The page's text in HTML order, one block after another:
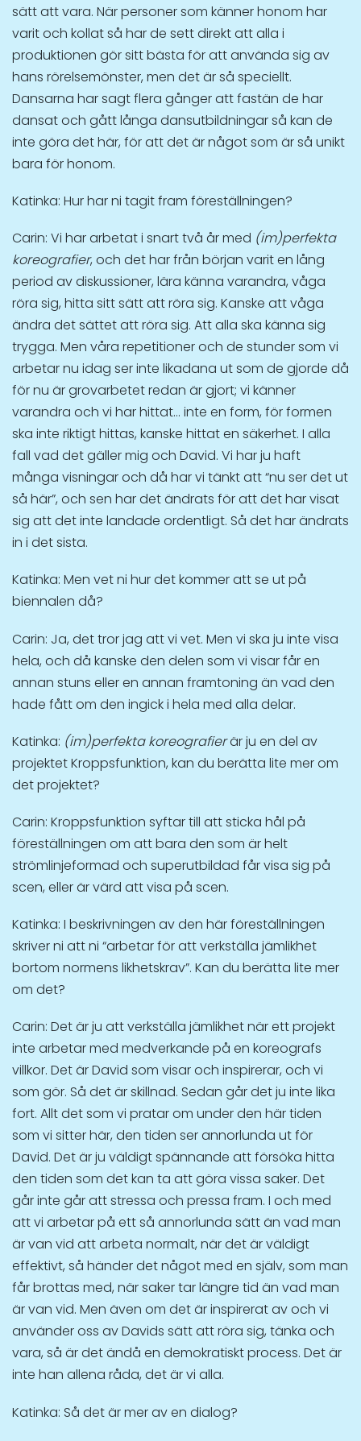
sätt att vara. När personer som känner honom har
varit och kollat så har de sett direkt att alla i
produktionen gör sitt bästa för att använda sig av
hans rörelsemönster, men det är så speciellt.
Dansarna har sagt flera gånger att fastän de har
dansat och gått långa dansutbildningar så kan de
inte göra det här, för att det är något som är så unikt
bara för honom.
Katinka: Hur har ni tagit fram föreställningen?
Carin: Vi har arbetat i snart två år med (im)perfekta
koreografier, och det har från början varit en lång
period av diskussioner, lära känna varandra, våga
röra sig, hitta sitt sätt att röra sig. Kanske att våga
ändra det sättet att röra sig. Att alla ska känna sig
trygga. Men våra repetitioner och de stunder som vi
arbetar nu idag ser inte likadana ut som de gjorde då
för nu är grovarbetet redan är gjort; vi känner
varandra och vi har hittat… inte en form, för formen
ska inte riktigt hittas, kanske hittat en säkerhet. I alla
fall vad det gäller mig och David. Vi har ju haft
många visningar och då har vi tänkt att “nu ser det ut
så här”, och sen har det ändrats för att det har visat
sig att det inte landade ordentligt. Så det har ändrats
in i det sista.
Katinka: Men vet ni hur det kommer att se ut på
biennalen då?
Carin: Ja, det tror jag att vi vet. Men vi ska ju inte visa
hela, och då kanske den delen som vi visar får en
annan stuns eller en annan framtoning än vad den
hade fått om den ingick i hela med alla delar.
Katinka: (im)perfekta koreografierär ju en del av
projektet Kroppsfunktion, kan du berätta lite mer om
det projektet?
Carin: Kroppsfunktion syftar till att sticka hål på
föreställningen om att bara den som är helt
strömlinjeformad och superutbildad får visa sig på
scen, eller är värd att visa på scen.
Katinka: I beskrivningen av den här föreställningen
skriver ni att ni “arbetar för att verkställa jämlikhet
bortom normens likhetskrav”. Kan du berätta lite mer
om det?
Carin: Det är ju att verkställa jämlikhet när ett projekt
inte arbetar med medverkande på en koreografs
villkor. Det är David som visar och inspirerar, och vi
som gör. Så det är skillnad. Sedan går det ju inte lika
fort. Allt det som vi pratar om under den här tiden
som vi sitter här, den tiden ser annorlunda ut för
David. Det är ju väldigt spännande att försöka hitta
den tiden som det kan ta att göra vissa saker. Det
går inte går att stressa och pressa fram. I och med
att vi arbetar på ett så annorlunda sätt än vad man
är van vid att arbeta normalt, när det är väldigt
effektivt, så händer det något med en själv, som man
får brottas med, när saker tar längre tid än vad man
är van vid. Men även om det är inspirerat av och vi
använder oss av Davids sätt att röra sig, tänka och
vara, så är det ändå en demokratiskt process. Det är
inte han allena råda, det är vi alla.
Katinka: Så det är mer av en dialog?